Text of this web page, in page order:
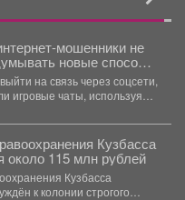
мошенники не
новые способы
на связь через соцсети,
игровые чаты, используя
Кузбасса
около 115 млн рублей
Кузбасса
к колонии строгого